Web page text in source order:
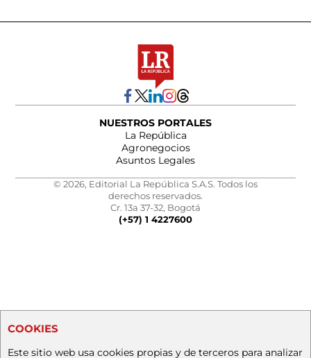
NUESTROS PORTALES
La República
Agronegocios
Asuntos Legales
© 2026, Editorial La República S.A.S. Todos los
derechos reservados.
Cr. 13a 37-32, Bogotá
(+57) 1 4227600
COOKIES
Este sitio web usa cookies propias y de terceros para analizar